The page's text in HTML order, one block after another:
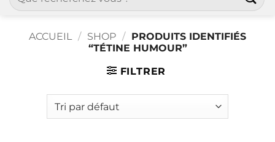
pour :
ACCUEIL / SHOP / PRODUITS IDENTIFIÉS
“TÉTINE HUMOUR”
FILTRER